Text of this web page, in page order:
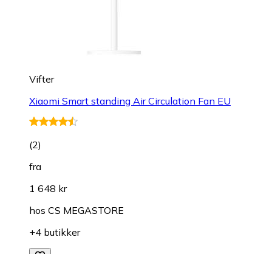
Vifter
Xiaomi Smart standing Air Circulation Fan EU
(2)
fra
1 648 kr
hos CS MEGASTORE
+4 butikker